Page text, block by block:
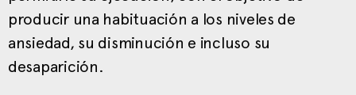
producir una habituación a los niveles de
ansiedad, su disminución e incluso su
desaparición.